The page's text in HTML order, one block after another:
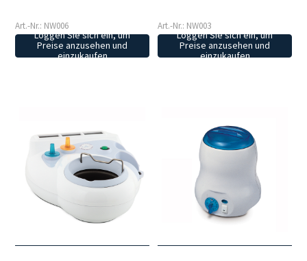
Art.-Nr.: NW006
Loggen Sie sich ein, um
Preise anzusehen und
einzukaufen
Art.-Nr.: NW003
Loggen Sie sich ein, um
Preise anzusehen und
einzukaufen